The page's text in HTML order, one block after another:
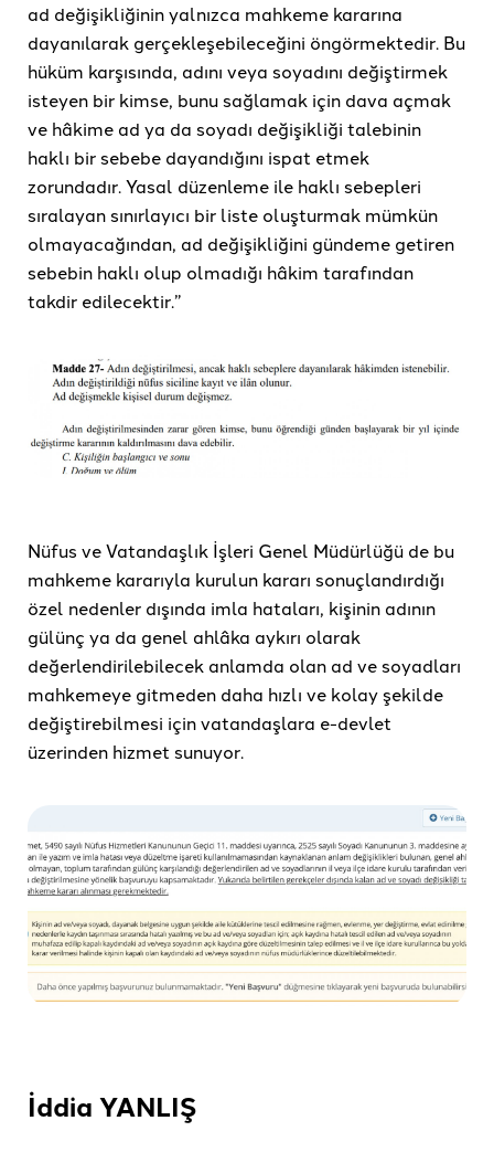
ad değişikliğinin yalnızca mahkeme kararına
dayanılarak gerçekleşebileceğini öngörmektedir. Bu
hüküm karşısında, adını veya soyadını değiştirmek
isteyen bir kimse, bunu sağlamak için dava açmak
ve hâkime ad ya da soyadı değişikliği talebinin
haklı bir sebebe dayandığını ispat etmek
zorundadır. Yasal düzenleme ile haklı sebepleri
sıralayan sınırlayıcı bir liste oluşturmak mümkün
olmayacağından, ad değişikliğini gündeme getiren
sebebin haklı olup olmadığı hâkim tarafından
takdir edilecektir.”
Nüfus ve Vatandaşlık İşleri Genel Müdürlüğü de bu
mahkeme kararıyla kurulun kararı sonuçlandırdığı
özel nedenler dışında imla hataları, kişinin adının
gülünç ya da genel ahlâka aykırı olarak
değerlendirilebilecek anlamda olan ad ve soyadları
mahkemeye gitmeden daha hızlı ve kolay şekilde
değiştirebilmesi için vatandaşlara e-devlet
üzerinden hizmet sunuyor.
İddia YANLIŞ